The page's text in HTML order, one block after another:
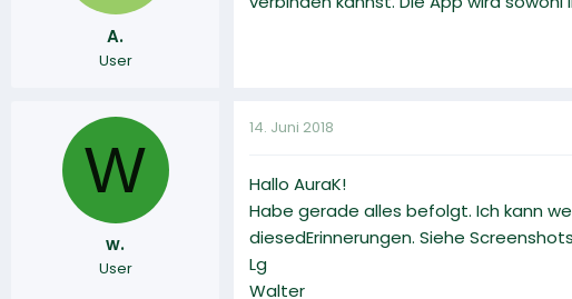
A.
User
W
w.
User
14. Juni 2018
Hallo AuraK!
Habe gerade alles befolgt. Ich kann
diesedErinnerungen. Siehe
Lg
Walter